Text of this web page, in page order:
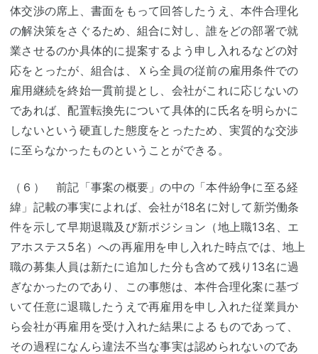
体交渉の席上、書面をもって回答したうえ、本件合理化
の解決策をさぐるため、組合に対し、誰をどの部署で就
業させるのか具体的に提案するよう申し入れるなどの対
応をとったが、組合は、Ｘら全員の従前の雇用条件での
雇用継続を終始一貫前提とし、会社がこれに応じないの
であれば、配置転換先について具体的に氏名を明らかに
しないという硬直した態度をとったため、実質的な交渉
に至らなかったものということができる。
（６） 前記「事案の概要」の中の「本件紛争に至る経
緯」記載の事実によれば、会社が18名に対して新労働条
件を示して早期退職及び新ポジション（地上職13名、エ
アホステス5名）への再雇用を申し入れた時点では、地上
職の募集人員は新たに追加した分も含めて残り13名に過
ぎなかったのであり、この事態は、本件合理化案に基づ
いて任意に退職したうえで再雇用を申し入れた従業員か
ら会社が再雇用を受け入れた結果によるものであって、
その過程になんら違法不当な事実は認められないのであ